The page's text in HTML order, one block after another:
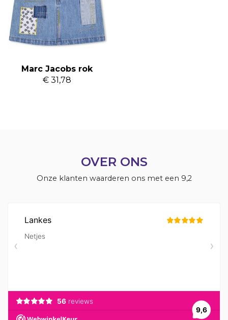
Marc Jacobs rok
€ 31,78
OVER ONS
Onze klanten waarderen ons met een 9,2